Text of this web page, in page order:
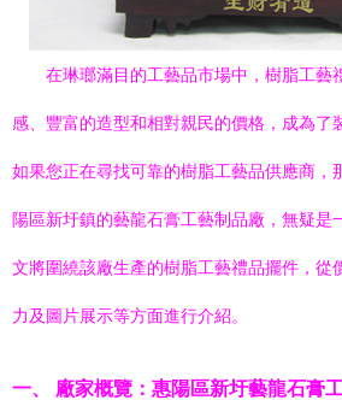
在琳瑯滿目的工藝品市場中，樹脂工藝
感、豐富的造型和相對親民的價格，成為了
如果您正在尋找可靠的樹脂工藝品供應商，
陽區新圩鎮的藝龍石膏工藝制品廠，無疑是
文將圍繞該廠生產的樹脂工藝禮品擺件，從
力及圖片展示等方面進行介紹。
一、 廠家概覽：惠陽區新圩藝龍石膏